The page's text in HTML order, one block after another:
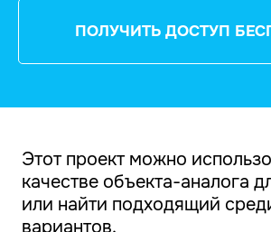
ПОЛУЧИТЬ ДОСТУП
Этот проект можно
качестве объекта-аналога
или найти подходящий
вариантов.